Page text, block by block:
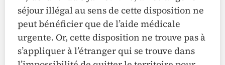
séjour illégal au sens de cette disposition ne
peut bénéficier que de l’aide médicale
urgente. Or, cette disposition ne trouve pas à
s’appliquer à l’étranger qui se trouve dans